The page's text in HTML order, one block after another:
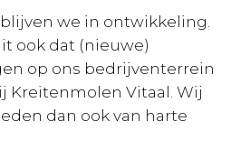
we in ontwikkeling.
ook dat (nieuwe)
op ons bedrijventerrein
Kreitenmolen Vitaal. Wij
dan ook van harte